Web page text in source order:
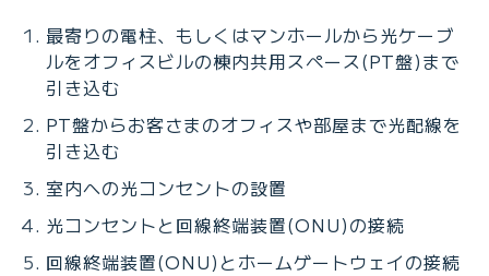
最寄りの電柱、もしくはマンホールから光ケーブ
ルをオフィスビルの棟内共用スペース(PT盤)まで
引き込む
PT盤からお客さまのオフィスや部屋まで光配線を
引き込む
室内への光コンセントの設置
光コンセントと回線終端装置(ONU)の接続
回線終端装置(ONU)とホームゲートウェイの接続